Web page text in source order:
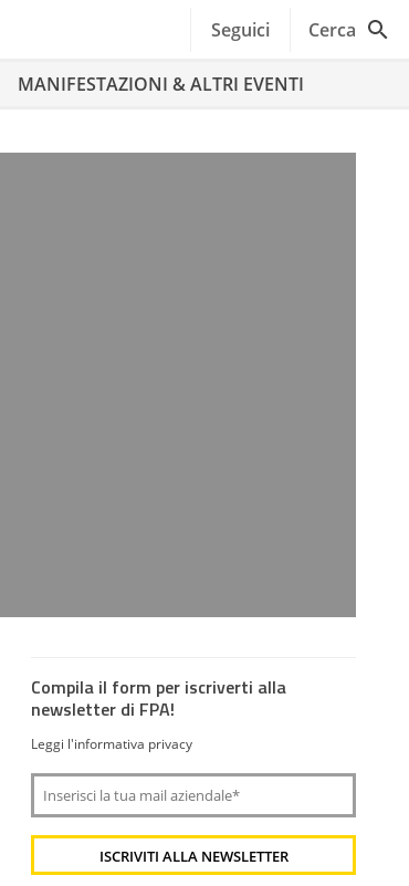
Seguici Cerca
MANIFESTAZIONI & ALTRI EVENTI
Compila il form per iscriverti alla
newsletter di FPA!
Leggi l'informativa privacy